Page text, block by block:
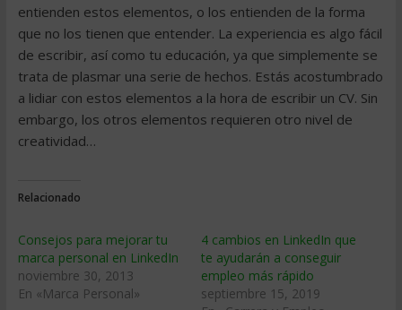
entienden estos elementos, o los entienden de la forma
que no los tienen que entender. La experiencia es algo fácil
de escribir, así como tu educación, ya que simplemente se
trata de plasmar una serie de hechos. Estás acostumbrado
a lidiar con estos elementos a la hora de escribir un CV. Sin
embargo, los otros elementos requieren otro nivel de
creatividad…
Relacionado
Consejos para mejorar tu
marca personal en LinkedIn
noviembre 30, 2013
En «Marca Personal»
4 cambios en LinkedIn que
te ayudarán a conseguir
empleo más rápido
septiembre 15, 2019